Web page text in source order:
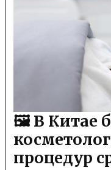
🖼 В Китае
процедур